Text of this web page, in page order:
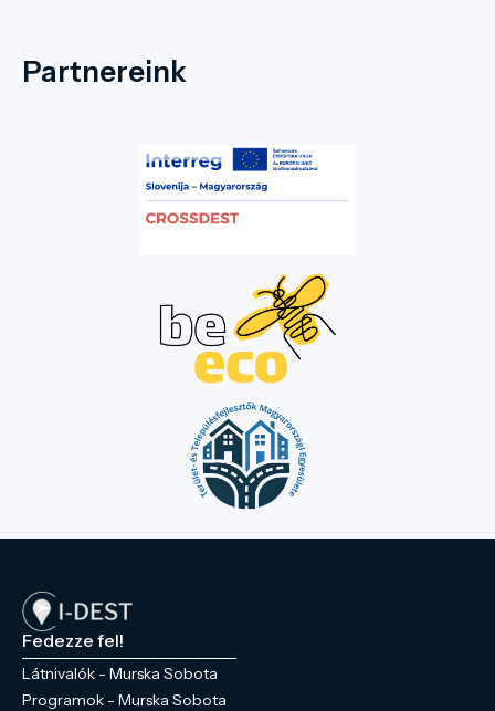
Partnereink
Fedezze fel!
Látnivalók - Murska Sobota
Programok - Murska Sobota